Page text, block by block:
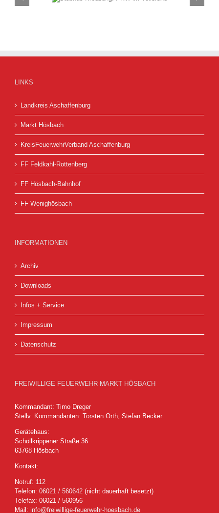
PKW im
LINKS
Landkreis Aschaffenburg
Markt Hösbach
KreisFeuerwehrVerband Aschaffenburg
FF Feldkahl-Rottenberg
FF Hösbach-Bahnhof
FF Wenighösbach
INFORMATIONEN
Archiv
Downloads
Infos + Service
Impressum
Datenschutz
FREIWILLIGE FEUERWEHR MARKT HÖSBACH
Kommandant: Timo Dreger
Stellv. Kommandanten: Torsten Orth, Stefan Becker
Gerätehaus:
Schöllkrippener Straße 36
63768 Hösbach
Kontakt:
Notruf: 112
Telefon: 06021 / 560642 (nicht dauerhaft besetzt)
Telefax: 06021 / 560956
Mail: info@freiwillige-feuerwehr-hoesbach.de